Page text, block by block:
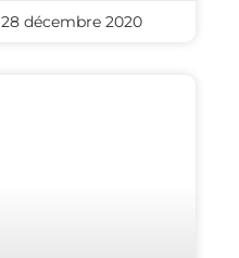
28 décembre 2020